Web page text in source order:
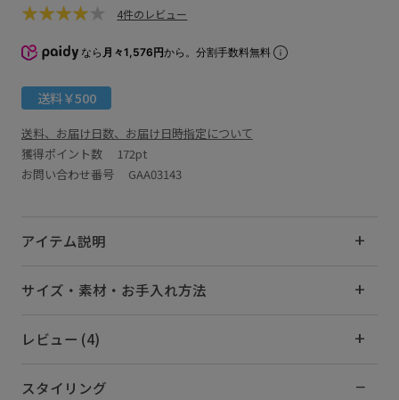
4件のレビュー
なら 月々1,576円から。分割手数料無料
送料￥500
送料、お届け日数、お届け日時指定について
獲得ポイント数
172pt
お問い合わせ番号 GAA03143
アイテム説明
サイズ・素材・お手入れ方法
レビュー (4)
スタイリング